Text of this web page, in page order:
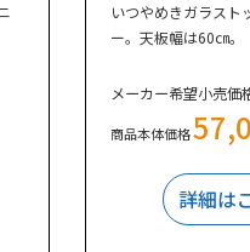
いつやめきガラスト
ー。天板幅は60㎝。
メーカー希望小売価
商品本体価格
詳細は